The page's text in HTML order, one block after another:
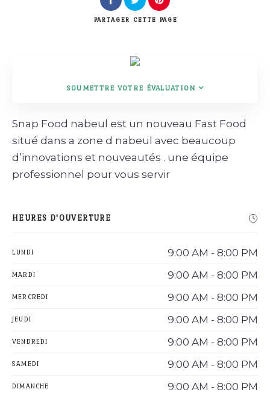
PARTAGER CETTE PAGE
SOUMETTRE VOTRE ÉVALUATION
Snap Food nabeul est un nouveau Fast Food
situé dans a zone d nabeul avec beaucoup
d’innovations et nouveautés . une équipe
professionnel pour vous servir
HEURES D'OUVERTURE
LUNDI 9:00 AM - 8:00 PM
MARDI 9:00 AM - 8:00 PM
MERCREDI 9:00 AM - 8:00 PM
JEUDI 9:00 AM - 8:00 PM
VENDREDI 9:00 AM - 8:00 PM
SAMEDI 9:00 AM - 8:00 PM
DIMANCHE 9:00 AM - 8:00 PM